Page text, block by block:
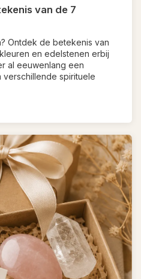
van de 7
Ontdek de betekenis van
en edelstenen erbij
al eeuwenlang een
verschillende spirituele